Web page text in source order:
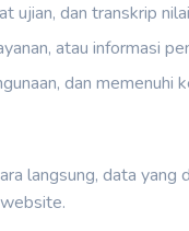
ujian, dan transkrip
atau informasi
dan memenuhi
langsung, data